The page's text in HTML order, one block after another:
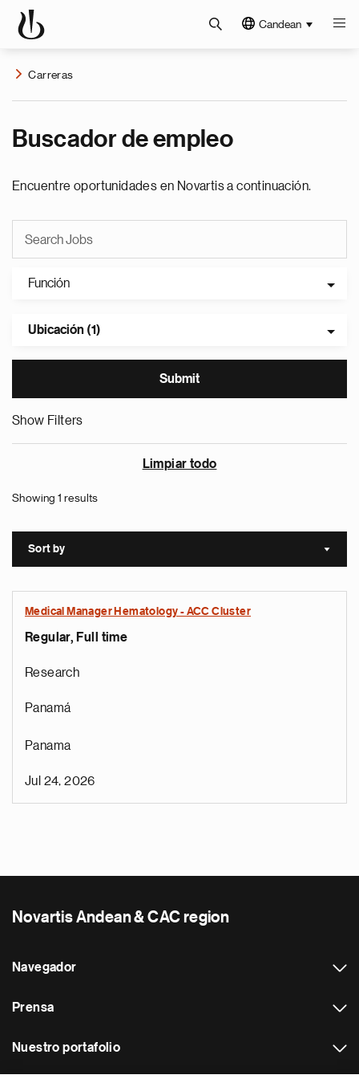
Candean
Carreras
Buscador de empleo
Encuentre oportunidades en Novartis a continuación.
Función
Ubicación (1)
Show Filters
Limpiar todo
Showing 1 results
Sort by Sort
Medical Manager Hematology - ACC Cluster
Regular, Full time
Research
Panamá
Panama
Jul 24, 2026
Novartis Andean & CAC region
Navegador
Prensa
Nuestro portafolio